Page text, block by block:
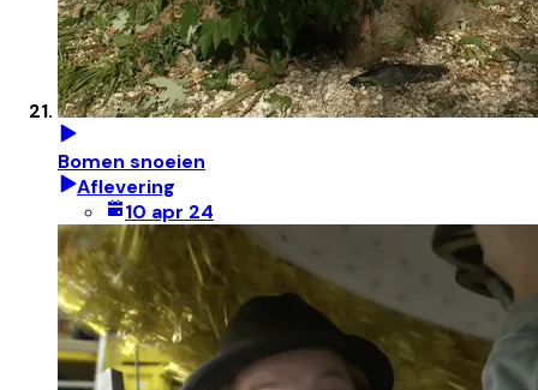
Bomen snoeien
Aflevering
10 apr 24